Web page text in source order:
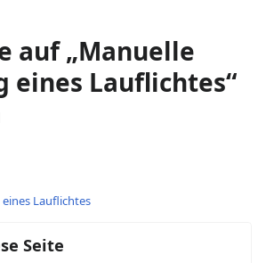
auf „Manuelle
eines Lauflichtes“
Lauflichtes
Seite